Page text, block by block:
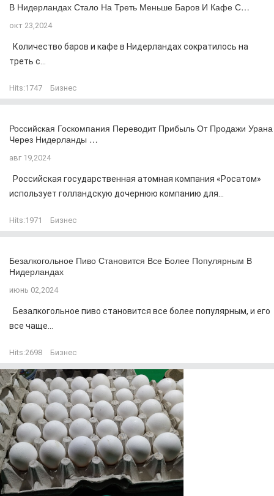
В Нидерландах Стало На Треть Меньше Баров И Кафе С…
окт 23,2024
Количество баров и кафе в Нидерландах сократилось на
треть с...
Hits:1747 Бизнес
Российская Госкомпания Переводит Прибыль От Продажи Урана
Через Нидерланды …
авг 19,2024
Российская государственная атомная компания «Росатом»
использует голландскую дочернюю компанию для...
Hits:1971 Бизнес
Безалкогольное Пиво Становится Все Более Популярным В
Нидерландах
июнь 02,2024
Безалкогольное пиво становится все более популярным, и его
все чаще...
Hits:2698 Бизнес